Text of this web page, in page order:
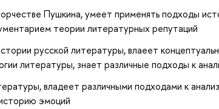
Пушкина, умеет применять подходы
теории литературных репутаций
русской литературы, влаеет
литературы, знает различные подходы к
владеет различными подходами к
эмоций